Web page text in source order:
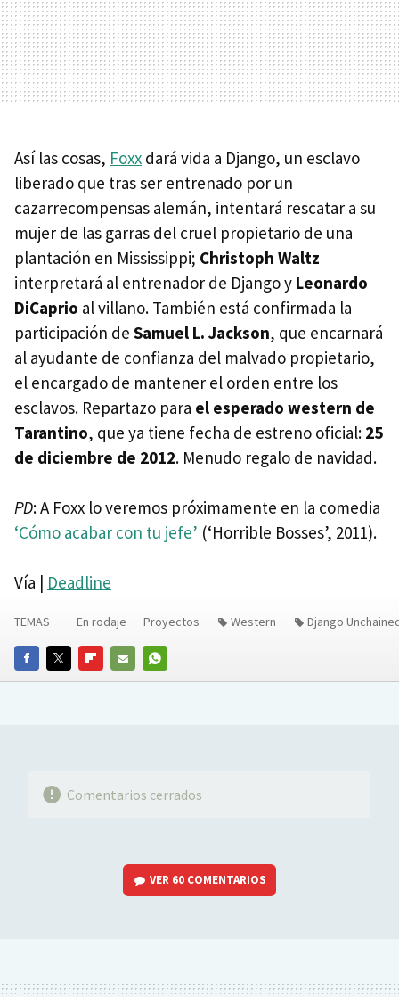
Así las cosas, Foxx dará vida a Django, un esclavo
liberado que tras ser entrenado por un
cazarrecompensas alemán, intentará rescatar a su
mujer de las garras del cruel propietario de una
plantación en Mississippi; Christoph Waltz
interpretará al entrenador de Django y Leonardo
DiCaprio al villano. También está confirmada la
participación de Samuel L. Jackson, que encarnará
al ayudante de confianza del malvado propietario,
el encargado de mantener el orden entre los
esclavos. Repartazo para el esperado western de
Tarantino, que ya tiene fecha de estreno oficial: 25
de diciembre de 2012. Menudo regalo de navidad.
PD: A Foxx lo veremos próximamente en la comedia
‘Cómo acabar con tu jefe’ (‘Horrible Bosses’, 2011).
Vía | Deadline
FACEBOOKTWITTERFLIPBOARD
E-
WHATSAPP
TEMAS En rodaje Proyectos Western Django
Comentarios cerrados
VER 60 COMENTARIOS